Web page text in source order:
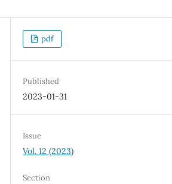
pdf
Published
2023-01-31
Issue
Vol. 12 (2023)
Section